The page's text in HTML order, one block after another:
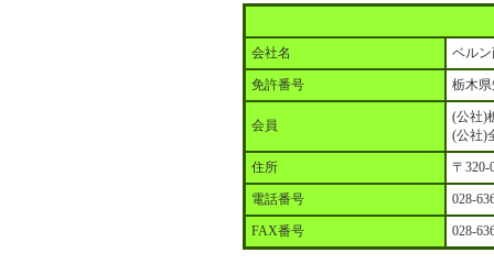
会社名 ベル
免許番号 栃木
会員
(公社)
(公社)
住所 〒320-
電話番号 028-
FAX番号 028-